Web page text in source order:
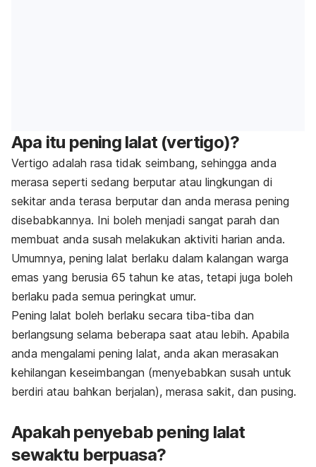
Apa itu pening lalat (vertigo)?
Vertigo adalah rasa tidak seimbang, sehingga anda
merasa seperti sedang berputar atau lingkungan di
sekitar anda terasa berputar dan anda merasa pening
disebabkannya. Ini boleh menjadi sangat parah dan
membuat anda susah melakukan aktiviti harian anda.
Umumnya, pening lalat berlaku dalam kalangan warga
emas yang berusia 65 tahun ke atas, tetapi juga boleh
berlaku pada semua peringkat umur.
Pening lalat boleh berlaku secara tiba-tiba dan
berlangsung selama beberapa saat atau lebih. Apabila
anda mengalami pening lalat, anda akan merasakan
kehilangan keseimbangan (menyebabkan susah untuk
berdiri atau bahkan berjalan), merasa sakit, dan pusing.
Apakah penyebab pening lalat
sewaktu berpuasa?